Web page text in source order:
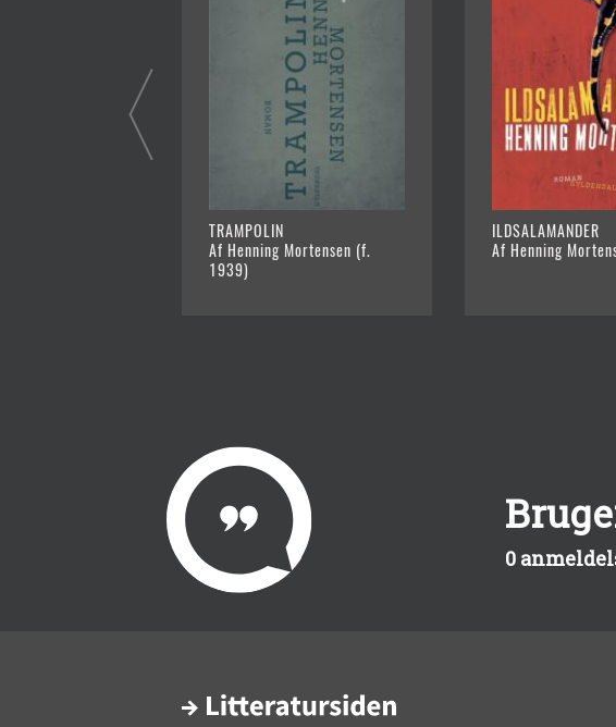
TRAMPOLIN
Af Henning Mortensen (f.
1939)
ILDSALAMANDER
Af Henning
0